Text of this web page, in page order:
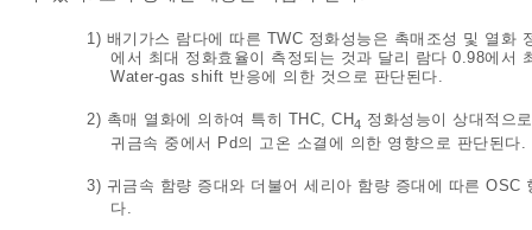
1) 배기가스 람다에 따른 TWC 정화성능은 촉매조성 및 열화
에서 최대 정화효율이 측정되는 것과 달리 람다 0.98에서
Water-gas shift 반응에 의한 것으로 판단된다.
2) 촉매 열화에 의하여 특히 THC, CH4 정화성능이 상대적으
귀금속 중에서 Pd의 고온 소결에 의한 영향으로 판단된다.
3) 귀금속 함량 증대와 더불어 세리아 함량 증대에 따른 OSC
다.